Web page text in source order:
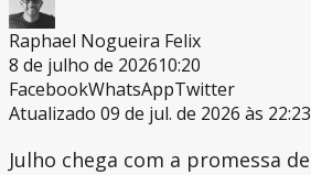
Raphael Nogueira Felix
8 de julho de 202610:20
FacebookWhatsAppTwitter
Atualizado 09 de jul. de 2026 às 22:23
Julho chega com a promessa